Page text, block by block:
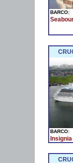
BARCO:
BARCO:
Insignia